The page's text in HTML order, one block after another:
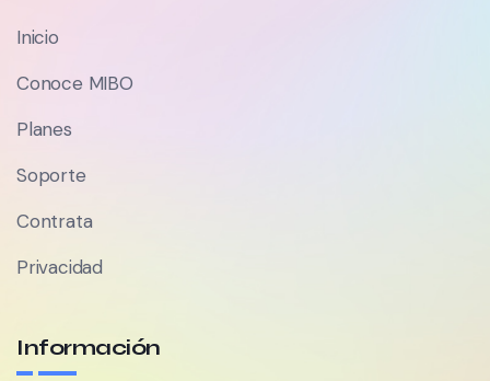
Inicio
Conoce MIBO
Planes
Soporte
Contrata
Privacidad
Información